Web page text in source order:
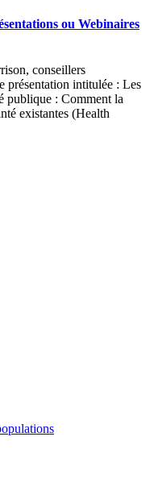
ou Webinaires
conseillers
présentation intitulée : Les
publique : Comment la
existantes (Health